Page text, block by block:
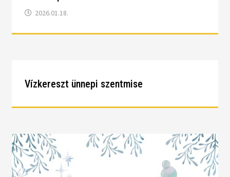
2026.01.18.
Vízkereszt ünnepi szentmise